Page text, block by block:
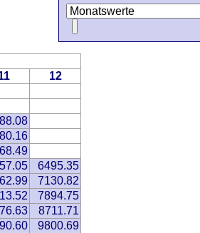
12
6495.35
7130.82
7894.75
8711.71
9800.69